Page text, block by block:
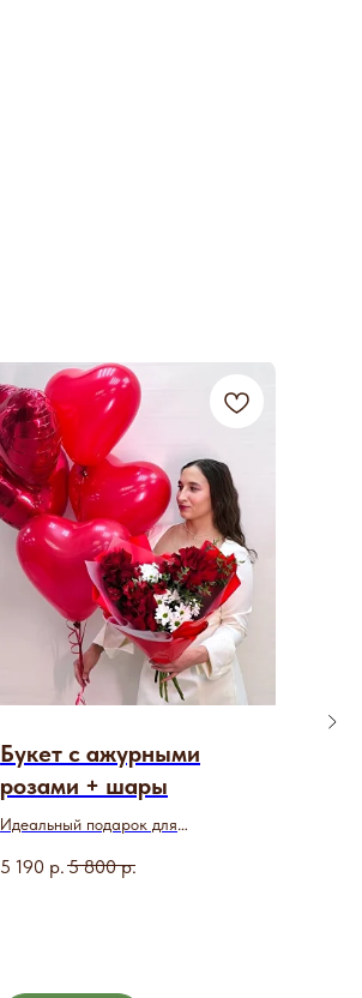
Букет с ажурными
розами + шары
Идеальный подарок для
5 190 р. 5 800 р.